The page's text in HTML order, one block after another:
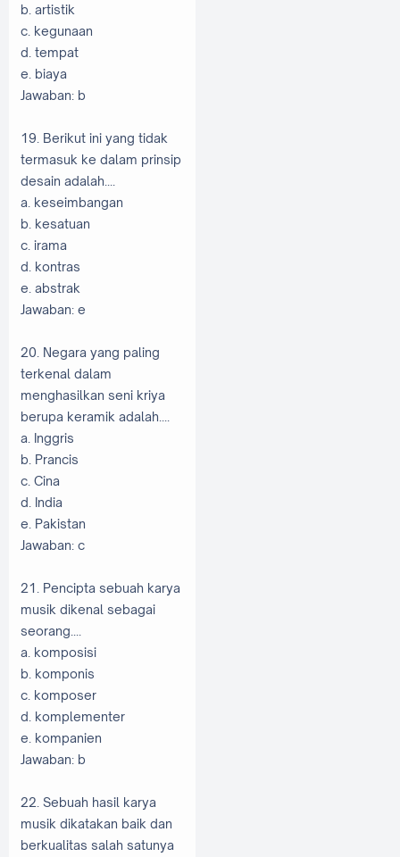
b. artistik
c. kegunaan
d. tempat
e. biaya
Jawaban: b
19. Berikut ini yang tidak
termasuk ke dalam prinsip
desain adalah....
a. keseimbangan
b. kesatuan
c. irama
d. kontras
e. abstrak
Jawaban: e
20. Negara yang paling
terkenal dalam
menghasilkan seni kriya
berupa keramik adalah....
a. Inggris
b. Prancis
c. Cina
d. India
e. Pakistan
Jawaban: c
21. Pencipta sebuah karya
musik dikenal sebagai
seorang....
a. komposisi
b. komponis
c. komposer
d. komplementer
e. kompanien
Jawaban: b
22. Sebuah hasil karya
musik dikatakan baik dan
berkualitas salah satunya